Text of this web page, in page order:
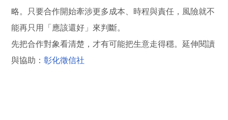
略。只要合作開始牽涉更多成本、時程與責任，風險就不
能再只用「應該還好」來判斷。
先把合作對象看清楚，才有可能把生意走得穩。延伸閱讀
與協助：彰化徵信社